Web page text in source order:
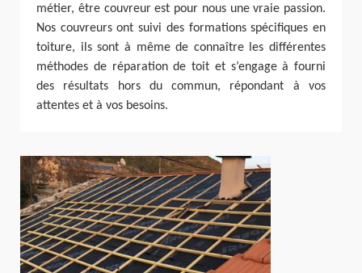
métier, être couvreur est pour nous une vraie passion.
Nos couvreurs ont suivi des formations spécifiques en
toiture, ils sont à même de connaître les différentes
méthodes de réparation de toit et s’engage à fourni
des résultats hors du commun, répondant à vos
attentes et à vos besoins.